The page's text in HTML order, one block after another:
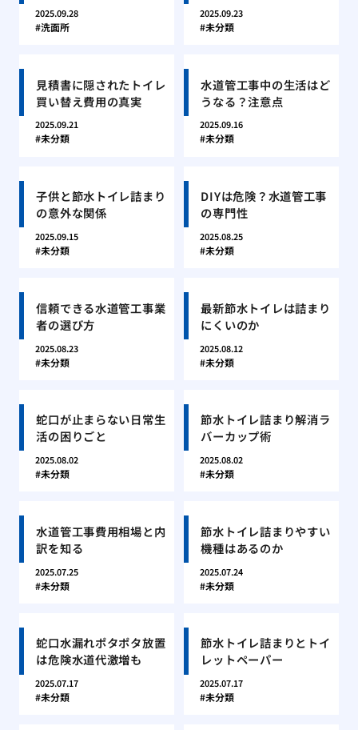
2025.09.28
洗面所
2025.09.23
未分類
見積書に隠されたトイレ
買い替え費用の真実
2025.09.21
未分類
水道管工事中の生活はど
うなる？注意点
2025.09.16
未分類
子供と節水トイレ詰まり
の意外な関係
2025.09.15
未分類
DIYは危険？水道管工事
の専門性
2025.08.25
未分類
信頼できる水道管工事業
者の選び方
2025.08.23
未分類
最新節水トイレは詰まり
にくいのか
2025.08.12
未分類
蛇口が止まらない日常生
活の困りごと
2025.08.02
未分類
節水トイレ詰まり解消ラ
バーカップ術
2025.08.02
未分類
水道管工事費用相場と内
訳を知る
2025.07.25
未分類
節水トイレ詰まりやすい
機種はあるのか
2025.07.24
未分類
蛇口水漏れポタポタ放置
は危険水道代激増も
2025.07.17
未分類
節水トイレ詰まりとトイ
レットペーパー
2025.07.17
未分類